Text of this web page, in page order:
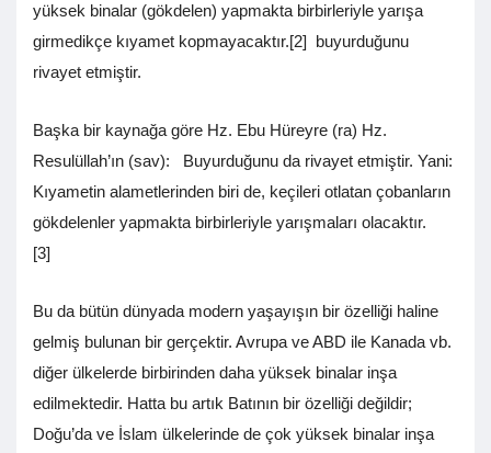
yüksek binalar (gökdelen) yapmakta birbirleriyle yarışa
girmedikçe kıyamet kopmayacaktır.[2] buyurduğunu
rivayet etmiştir.
Başka bir kaynağa göre Hz. Ebu Hüreyre (ra) Hz.
Resulüllah’ın (sav): Buyurduğunu da rivayet etmiştir. Yani:
Kıyametin alametlerinden biri de, keçileri otlatan çobanların
gökdelenler yapmakta birbirleriyle yarışmaları olacaktır.
[3]
Bu da bütün dünyada modern yaşayışın bir özelliği haline
gelmiş bulunan bir gerçektir. Avrupa ve ABD ile Kanada vb.
diğer ülkelerde birbirinden daha yüksek binalar inşa
edilmektedir. Hatta bu artık Batının bir özelliği değildir;
Doğu’da ve İslam ülkelerinde de çok yüksek binalar inşa